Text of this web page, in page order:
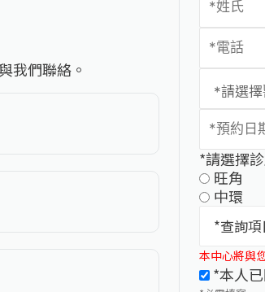
我們聯絡。
*請選擇
旺角
中環
*查詢項
本中心將與
*本人已